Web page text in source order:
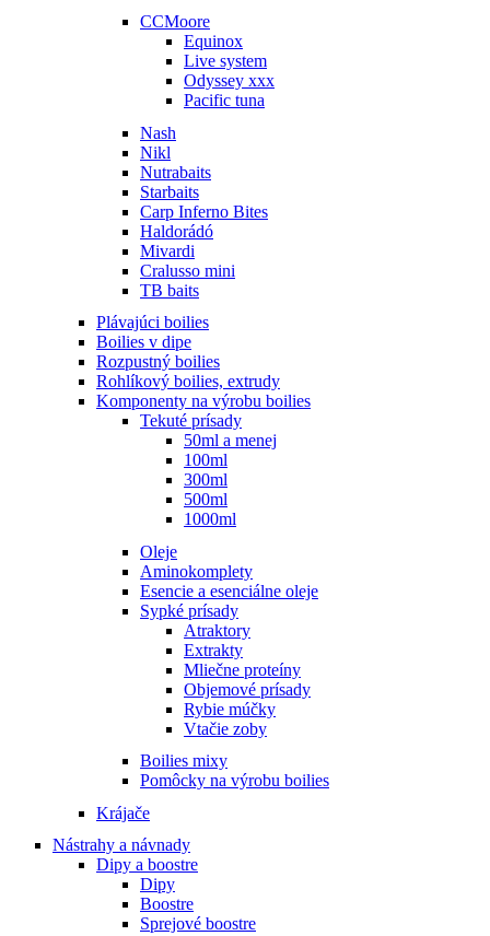
CCMoore
Equinox
Live system
Odyssey xxx
Pacific tuna
Nash
Nikl
Nutrabaits
Starbaits
Carp Inferno Bites
Haldorádó
Mivardi
Cralusso mini
TB baits
Plávajúci boilies
Boilies v dipe
Rozpustný boilies
Rohlíkový boilies, extrudy
Komponenty na výrobu boilies
Tekuté prísady
50ml a menej
100ml
300ml
500ml
1000ml
Oleje
Aminokomplety
Esencie a esenciálne oleje
Sypké prísady
Atraktory
Extrakty
Mliečne proteíny
Objemové prísady
Rybie múčky
Vtačie zoby
Boilies mixy
Pomôcky na výrobu boilies
Krájače
Nástrahy a návnady
Dipy a boostre
Dipy
Boostre
Sprejové boostre